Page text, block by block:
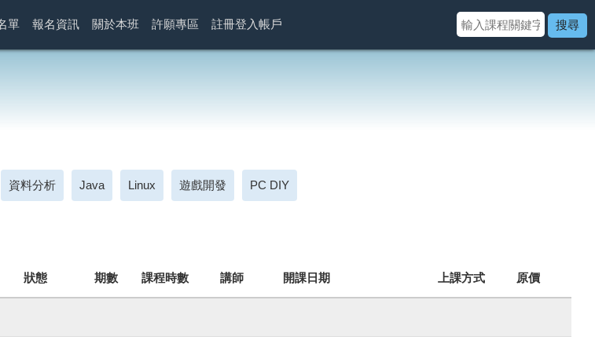
單 報名資訊 關於本班 許願專區 註冊登入帳戶 搜尋
資料分析 Java Linux 遊戲開發 PC DIY
狀態 期數 課程時數 講師 開課日期 上課方式 原價